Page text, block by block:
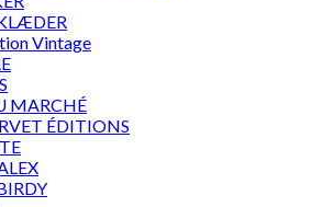
Vintage
MARCHÉ
ÉDITIONS